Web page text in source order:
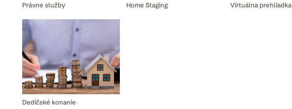
Právne služby Home Staging Virtuálna prehliadka
Dedičské konanie